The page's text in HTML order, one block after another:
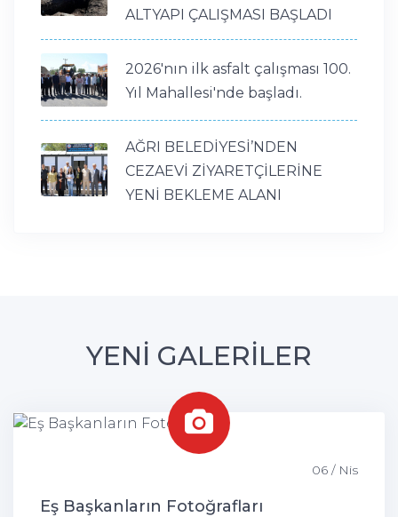
ALTYAPI ÇALIŞMASI BAŞLADI
2026'nın ilk asfalt çalışması 100.
Yıl Mahallesi'nde başladı.
AĞRI BELEDİYESİ’NDEN
CEZAEVİ ZİYARETÇİLERİNE
YENİ BEKLEME ALANI
YENİ GALERİLER
06 / Nis
Eş Başkanların Fotoğrafları